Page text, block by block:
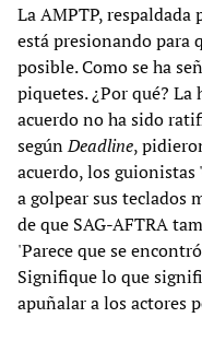
La AMPTP,
está presionando para
posible. Como se ha
piquetes. ¿Por qué?
acuerdo no ha sido
segúnDeadline,
acuerdo, los
a golpear sus teclados
de que SAG-AFTRA
'Parece que se
Signifique lo que
apuñalar a los actores